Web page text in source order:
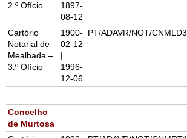
2.º Ofício
1897-
08-12
Cartório
Notarial de
Mealhada –
3.º Ofício
1900-
02-12
|
1996-
12-06
PT/ADAVR/NOT/CNMLD3
Concelho
de Murtosa